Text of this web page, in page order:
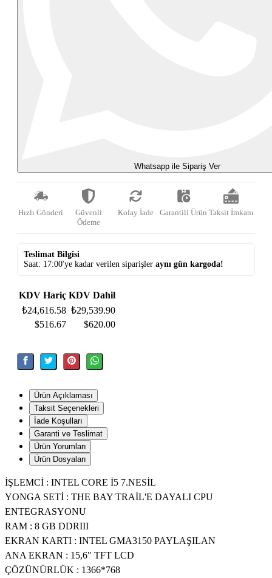
Whatsapp ile Sipariş Ver
Hızlı Gönderi
Güvenli
Ödeme
Kolay İade Garantili Ürün Taksit İmkanı
Teslimat Bilgisi
Saat: 17:00'ye kadar verilen siparişler aynı gün kargoda!
KDV Hariç KDV Dahil
₺24,616.58 ₺29,539.90
$516.67
$620.00
Ürün Açıklaması
Taksit Seçenekleri
İade Koşulları
Garanti ve Teslimat
Ürün Yorumları
Ürün Dosyaları
İŞLEMCİ : INTEL CORE İ5 7.NESİL
YONGA SETİ : THE BAY TRAİL'E DAYALI CPU
ENTEGRASYONU
RAM : 8 GB DDRIII
EKRAN KARTI : INTEL GMA3150 PAYLAŞILAN
ANA EKRAN : 15,6" TFT LCD
ÇÖZÜNÜRLÜK : 1366*768